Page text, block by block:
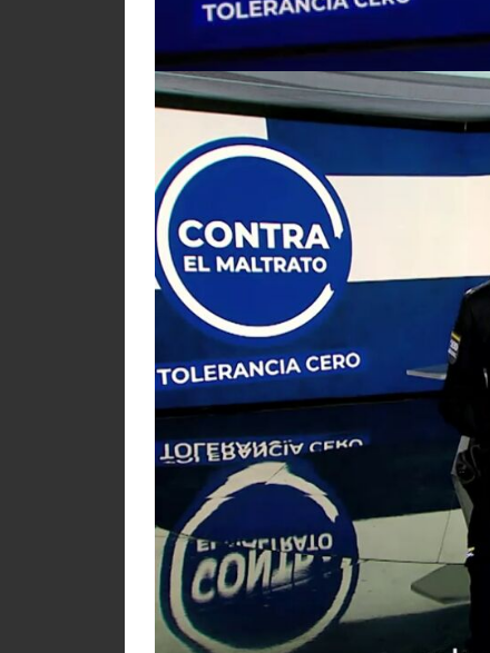
llamamiento a institutos y centros de
otros portavoces, con relación e
Las acciones específicas de este año
la organización dela V Jornada ‘Contra
especial en Antena 3 coincidiendo con
Además, continuará traspasando las
gracias a la intensa colaboración que
Y de forma muy especial también con los ‘
que ya más de 400 ayuntamientos han
género entre los jóvenes y este año se han
llevadas a cabo en las fiestas
de género implantadas en los centros
Una década de
Muestra del compromiso de Fundación
sensibilización emitidos contra el
emisión de más de 4.200 cuñas de radio
Y, durante 2025, año en el que la
incrementará la intensidad de sus
toda su fuerza de comunicación para
Tolerancia Cero
’ también mantendrá su